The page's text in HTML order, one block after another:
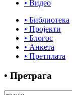
• Видео
• Библиотека
• Пројекти
• Блогос
• Анкета
• Претплата
• Претрага